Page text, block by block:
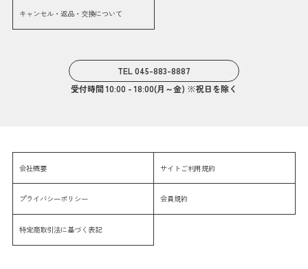
キャンセル・返品・交換について
TEL 045-883-8887
受付時間 10:00 - 18:00(月～金) ※祝日を除く
会社概要
プライバシーポリシー
特定商取引法に基づく表記
サイトご利用規約
会員規約